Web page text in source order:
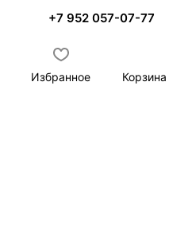
+7 952 057-07-77
Избранное Корзина